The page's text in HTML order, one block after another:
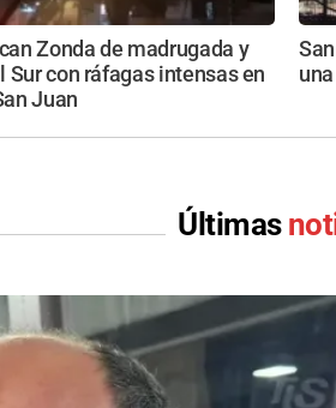
Zonda de madrugada y
Sur con ráfagas intensas en
Juan
Últimas